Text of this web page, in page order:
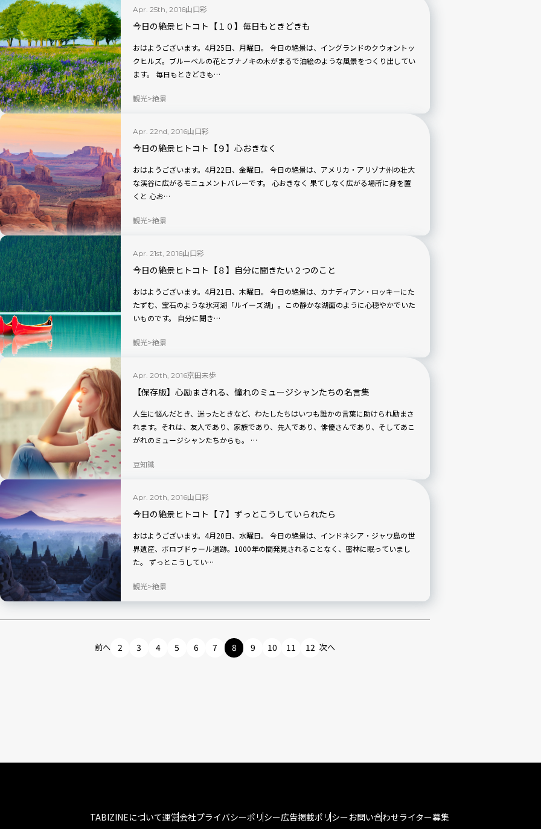
Apr. 25th, 2016山口彩
今日の絶景ヒトコト【１０】毎日もときどきも
おはようございます。4月25日、月曜日。 今日の絶景は、イングランドのクウォントッ
クヒルズ。ブルーベルの花とブナノキの木がまるで油絵のような風景をつくり出してい
ます。 毎日もときどきも…
観光 絶景
Apr. 22nd, 2016山口彩
今日の絶景ヒトコト【９】心おきなく
おはようございます。4月22日、金曜日。 今日の絶景は、アメリカ・アリゾナ州の壮大
な渓谷に広がるモニュメントバレーです。 心おきなく 果てしなく広がる場所に身を置
くと 心お…
観光 絶景
Apr. 21st, 2016山口彩
今日の絶景ヒトコト【８】自分に聞きたい２つのこと
おはようございます。4月21日、木曜日。 今日の絶景は、カナディアン・ロッキーにた
たずむ、宝石のような氷河湖「ルイーズ湖」。この静かな湖面のように心穏やかでいた
いものです。 自分に聞き…
観光 絶景
Apr. 20th, 2016京田未歩
【保存版】心励まされる、憧れのミュージシャンたちの名言集
人生に悩んだとき、迷ったときなど、わたしたちはいつも誰かの言葉に助けられ励まさ
れます。それは、友人であり、家族であり、先人であり、俳優さんであり、そしてあこ
がれのミュージシャンたちからも。 …
豆知識
Apr. 20th, 2016山口彩
今日の絶景ヒトコト【７】ずっとこうしていられたら
おはようございます。4月20日、水曜日。 今日の絶景は、インドネシア・ジャワ島の世
界遺産、ボロブドゥール遺跡。1000年の間発見されることなく、密林に眠っていまし
た。 ずっとこうしてい…
観光 絶景
前へ 2 3 4 5 6 7 8 9 10 11 12 次へ
TABIZINEについて運営会社プライバシーポリシー広告掲載ポリシーお問い合わせライター募集